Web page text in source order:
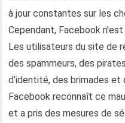
à jour constantes sur les
Cependant, Facebook
Les utilisateurs du site de
des spammeurs, des
d’identité, des brimades et
Facebook reconnaît ce
et a pris des mesures de